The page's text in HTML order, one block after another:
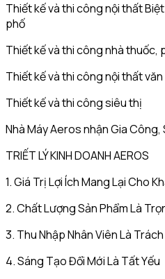
Thiết kế và thi công nội thất
phố
Thiết kế và thi công nhà thuốc,
Thiết kế và thi công nội thất
Thiết kế và thi công siêu thị
Nhà Máy Aeros nhận Gia
TRIẾT LÝ KINH DOANH AEROS
1. Giá Trị Lợi Ích Mang Lại Cho
2. Chất Lượng Sản Phẩm Là
3. Thu Nhập Nhân Viên Là
4. Sáng Tạo Đổi Mới Là Tất Yếu